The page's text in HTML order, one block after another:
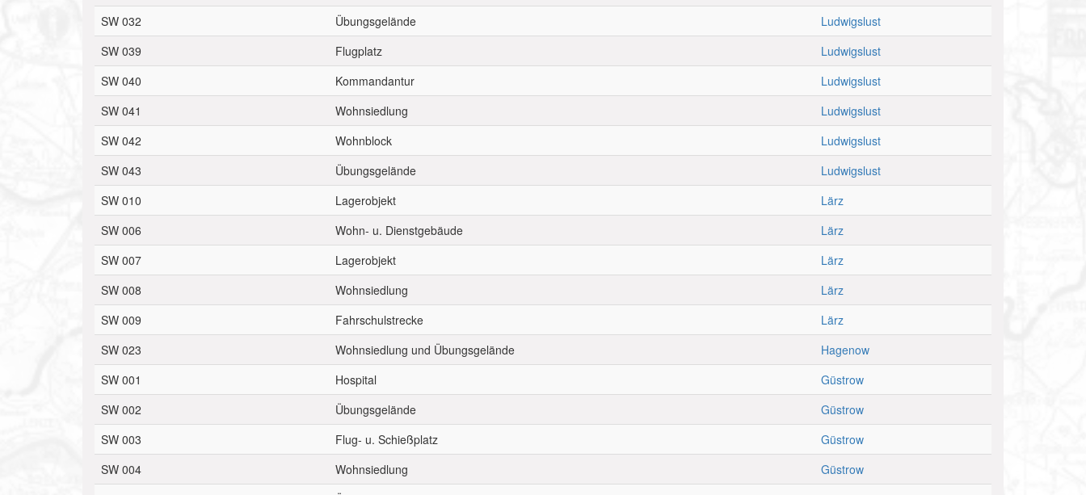
SW 032
Übungsgelände
Ludwigslust
SW 039
Flugplatz
Ludwigslust
SW 040
Kommandantur
Ludwigslust
SW 041
Wohnsiedlung
Ludwigslust
SW 042
Wohnblock
Ludwigslust
SW 043
Übungsgelände
Ludwigslust
SW 010
Lagerobjekt
Lärz
SW 006
Wohn- u. Dienstgebäude
Lärz
SW 007
Lagerobjekt
Lärz
SW 008
Wohnsiedlung
Lärz
SW 009
Fahrschulstrecke
Lärz
SW 023
Wohnsiedlung und Übungsgelände
Hagenow
SW 001
Hospital
Güstrow
SW 002
Übungsgelände
Güstrow
SW 003
Flug- u. Schießplatz
Güstrow
SW 004
Wohnsiedlung
Güstrow